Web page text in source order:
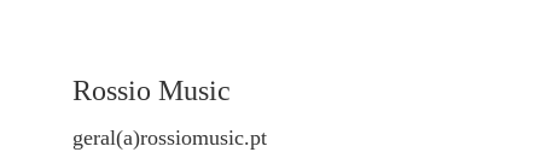
Rossio Music
geral(a)rossiomusic.pt